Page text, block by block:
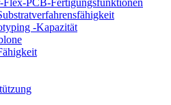
Flex-PCB-Fertigungsfunktionen
-Kapazität